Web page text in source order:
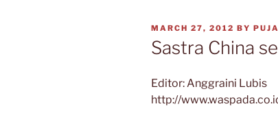
POSTED
ON
MARCH 27, 2012 BY PUJA
Sastra China
Editor: Anggraini Lubis
http://